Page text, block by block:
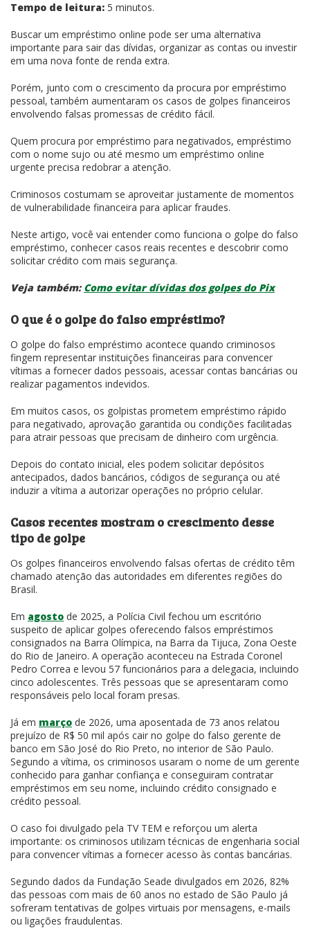
Tempo de leitura: 5 minutos.
Buscar um empréstimo online pode ser uma alternativa
importante para sair das dívidas, organizar as contas ou investir
em uma nova fonte de renda extra.
Porém, junto com o crescimento da procura por empréstimo
pessoal, também aumentaram os casos de golpes financeiros
envolvendo falsas promessas de crédito fácil.
Quem procura por empréstimo para negativados, empréstimo
com o nome sujo ou até mesmo um empréstimo online
urgente precisa redobrar a atenção.
Criminosos costumam se aproveitar justamente de momentos
de vulnerabilidade financeira para aplicar fraudes.
Neste artigo, você vai entender como funciona o golpe do falso
empréstimo, conhecer casos reais recentes e descobrir como
solicitar crédito com mais segurança.
Veja também: Como evitar dívidas dos golpes do Pix
O que é o golpe do falso empréstimo?
O golpe do falso empréstimo acontece quando criminosos
fingem representar instituições financeiras para convencer
vítimas a fornecer dados pessoais, acessar contas bancárias ou
realizar pagamentos indevidos.
Em muitos casos, os golpistas prometem empréstimo rápido
para negativado, aprovação garantida ou condições facilitadas
para atrair pessoas que precisam de dinheiro com urgência.
Depois do contato inicial, eles podem solicitar depósitos
antecipados, dados bancários, códigos de segurança ou até
induzir a vítima a autorizar operações no próprio celular.
Casos recentes mostram o crescimento desse
tipo de golpe
Os golpes financeiros envolvendo falsas ofertas de crédito têm
chamado atenção das autoridades em diferentes regiões do
Brasil.
Em agosto de 2025, a Polícia Civil fechou um escritório
suspeito de aplicar golpes oferecendo falsos empréstimos
consignados na Barra Olímpica, na Barra da Tijuca, Zona Oeste
do Rio de Janeiro. A operação aconteceu na Estrada Coronel
Pedro Correa e levou 57 funcionários para a delegacia, incluindo
cinco adolescentes. Três pessoas que se apresentaram como
responsáveis pelo local foram presas.
Já em março de 2026, uma aposentada de 73 anos relatou
prejuízo de R$ 50 mil após cair no golpe do falso gerente de
banco em São José do Rio Preto, no interior de São Paulo.
Segundo a vítima, os criminosos usaram o nome de um gerente
conhecido para ganhar confiança e conseguiram contratar
empréstimos em seu nome, incluindo crédito consignado e
crédito pessoal.
O caso foi divulgado pela TV TEM e reforçou um alerta
importante: os criminosos utilizam técnicas de engenharia social
para convencer vítimas a fornecer acesso às contas bancárias.
Segundo dados da Fundação Seade divulgados em 2026, 82%
das pessoas com mais de 60 anos no estado de São Paulo já
sofreram tentativas de golpes virtuais por mensagens, e-mails
ou ligações fraudulentas.